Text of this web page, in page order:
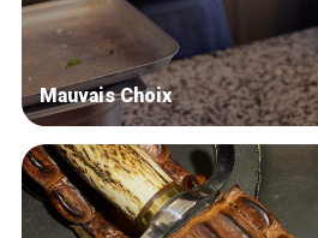
Mauvais Choix